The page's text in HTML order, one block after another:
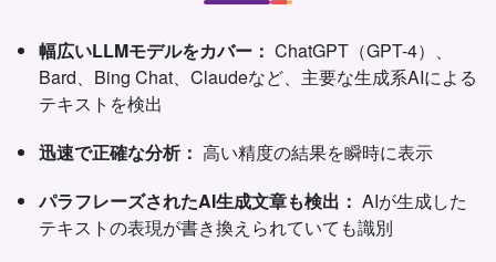
幅広いLLMモデルをカバー： ChatGPT（GPT-4）、
Bard、Bing Chat、Claudeなど、主要な生成系AIによる
テキストを検出
迅速で正確な分析： 高い精度の結果を瞬時に表示
パラフレーズされたAI生成文章も検出： AIが生成した
テキストの表現が書き換えられていても識別